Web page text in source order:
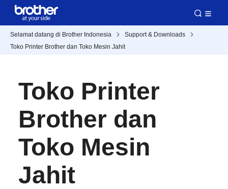
Selamat datang di Brother Indonesia
Support & Downloads
Toko Printer Brother dan Toko Mesin Jahit
Toko Printer
Brother dan
Toko Mesin
Jahit